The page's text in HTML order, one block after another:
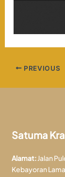
PREVIOUS
Satuma
Alamat: Jalan
Kebayoran